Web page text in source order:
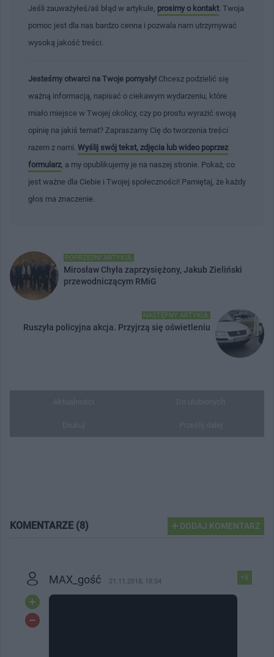
Jeśli zauważyłeś/aś błąd w artykule, prosimy o kontakt . Twoja
pomoc jest dla nas bardzo cenna i pozwala nam utrzymywać
wysoką jakość treści.
Jesteśmy otwarci na Twoje pomysły! Chcesz podzielić się
ważną informacją, napisać o ciekawym wydarzeniu, które
miało miejsce w Twojej okolicy, czy po prostu wyrazić swoją
opinię na jakiś temat? Zapraszamy Cię do tworzenia treści
razem z nami. Wyślij swój tekst, zdjęcia lub wideo poprzez
formularz , a my opublikujemy je na naszej stronie. Pokaż, co
jest ważne dla Ciebie i Twojej społeczności! Pamiętaj, że każdy
głos ma znaczenie.
POPRZEDNI ARTYKUŁ
Mirosław Chyła zaprzysiężony, Jakub Zieliński
przewodniczącym RMiG
NASTĘPNY ARTYKUŁ
Ruszyła policyjna akcja. Przyjrzą się oświetleniu
KOMENTARZE (8) DODAJ KOMENTARZ
+8
MAX_gość 21.11.2018, 18:54